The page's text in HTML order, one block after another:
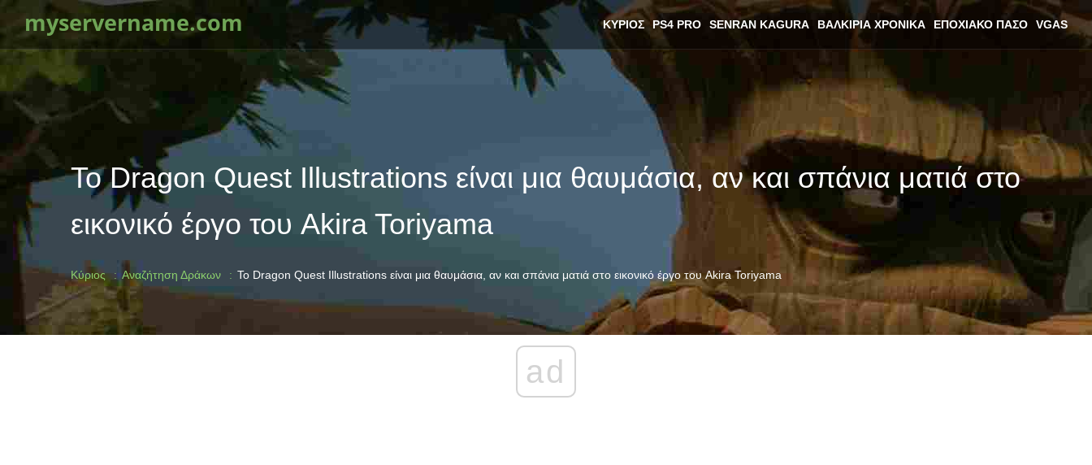
myservername.com ΚΎΡΙΟΣ PS4 PRO SENRAN KAGURA ΒΑΛΚΊΡΙΑ ΧΡΟΝΙΚΆ ΕΠΟΧΙΑΚΌ ΠΆΣΟ VGAS
Το Dragon Quest Illustrations είναι μια θαυμάσια, αν και σπάνια ματιά στο
εικονικό έργο του Akira Toriyama
Κύριος Αναζήτηση Δράκων Το Dragon Quest Illustrations είναι μια θαυμάσια, αν και σπάνια ματιά στο εικονικό έργο του Akira Toriyama
ad